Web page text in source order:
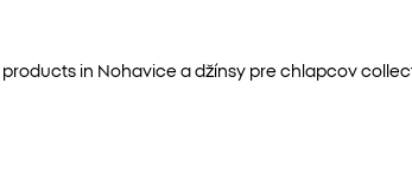
products in Nohavice a džínsy pre chlapcov